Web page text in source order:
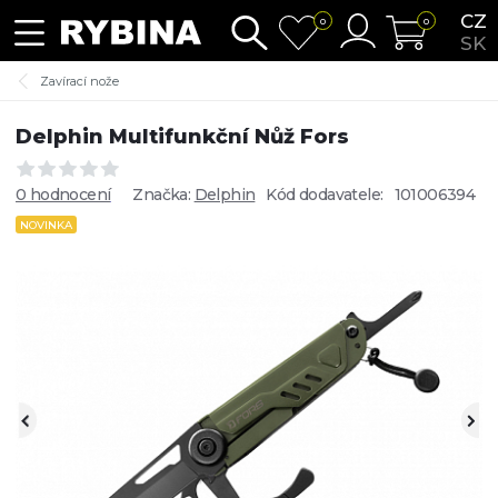
CZ
SK
0 0
Zavírací nože
Delphin Multifunkční Nůž Fors
0 hodnocení Značka: Delphin Kód dodavatele: 101006394
NOVINKA